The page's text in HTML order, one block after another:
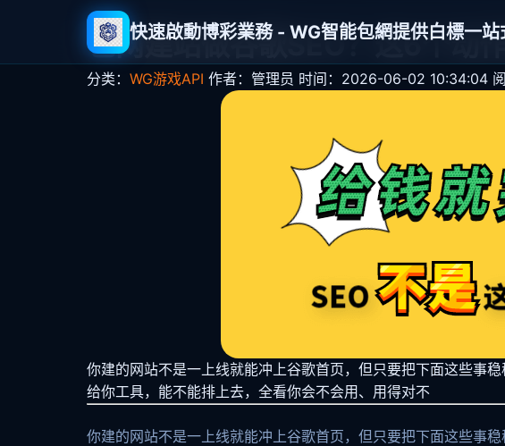
快速啟動博彩業務 - WG智能包網提供白標一站
包网建站做谷歌SEO？这6个动
分类： WG游戏API 作者：管理员 时间：2026-06-02 10:34:04
你建的网站不是一上线就能冲上谷歌首页，但只要把下面这些事
给你工具，能不能排上去，全看你会不会用、用得对不
你建的网站不是一上线就能冲上谷歌首页，但只要把下面这些事